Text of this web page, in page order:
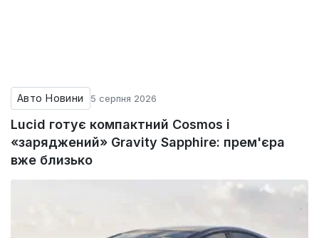
Авто Новини 5 серпня 2026
Lucid готує компактний Cosmos і
«заряджений» Gravity Sapphire: прем'єра
вже близько